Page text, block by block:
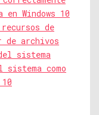
Windows 10
de
de archivos
sistema
como